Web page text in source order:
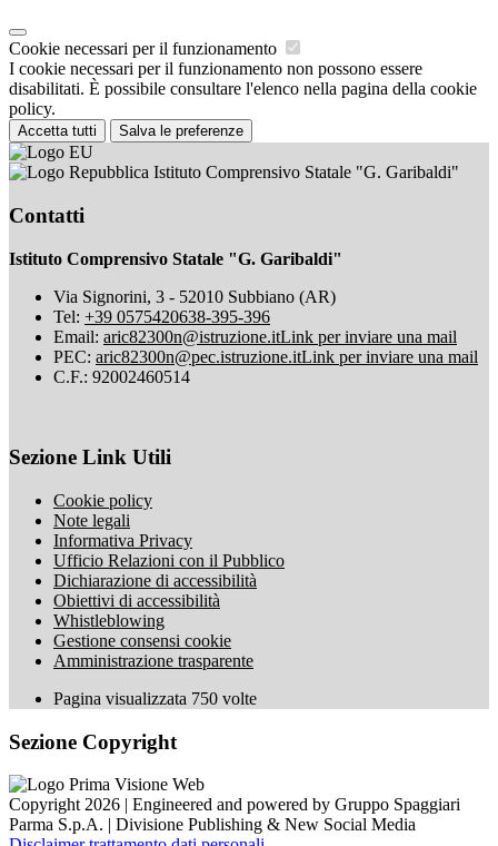
Cookie necessari per il funzionamento
I cookie necessari per il funzionamento non possono essere
disabilitati. È possibile consultare l'elenco nella pagina della cookie
policy.
Accetta tutti Salva le preferenze
Istituto Comprensivo Statale "G. Garibaldi"
Contatti
Istituto Comprensivo Statale "G. Garibaldi"
Via Signorini, 3 - 52010 Subbiano (AR)
Tel: +39 0575420638-395-396
Email: aric82300n@istruzione.itLink per inviare una mail
PEC: aric82300n@pec.istruzione.itLink per inviare una mail
C.F.: 92002460514
Sezione Link Utili
Cookie policy
Note legali
Informativa Privacy
Ufficio Relazioni con il Pubblico
Dichiarazione di accessibilità
Obiettivi di accessibilità
Whistleblowing
Gestione consensi cookie
Amministrazione trasparente
Pagina visualizzata 750 volte
Sezione Copyright
Copyright 2026 | Engineered and powered by Gruppo Spaggiari
Parma S.p.A. | Divisione Publishing & New Social Media